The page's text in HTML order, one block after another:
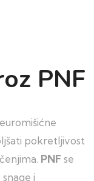
PNF
pokretljivost
PNF se
i